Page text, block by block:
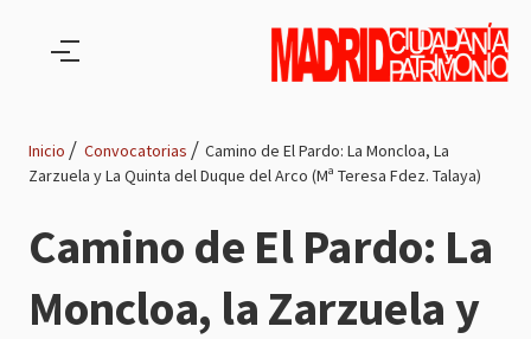
de
navegación
Inicio Convocatorias
Camino de El Pardo: La Moncloa, La
Zarzuela y La Quinta del Duque del Arco (Mª Teresa Fdez. Talaya)
Camino de El Pardo: La
Moncloa, la Zarzuela y